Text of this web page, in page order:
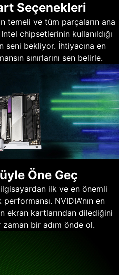
Seçenekleri
temeli ve tüm parçaların ana
chipsetlerinin kullanıldığı
seni bekliyor. İhtiyacına en
sınırlarını sen belirle.
Öne Geç
ilk ve en önemli
NVIDIA’nın en
ekran kartlarından dilediğini
bir adım önde ol.